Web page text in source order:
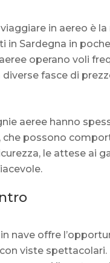
in aereo è
Sardegna in
operano voli
fasce di
aeree hanno
possono
le attese ai
nave offre
viste spettacolari.